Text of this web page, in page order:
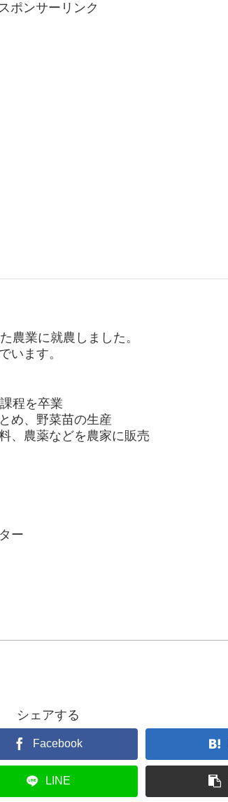
ポンサーリンク
農業に就農しました。
います。
程を卒業
め、野菜苗の生産
、農薬などを農家に販売
ー
シェアする
Facebook
LINE